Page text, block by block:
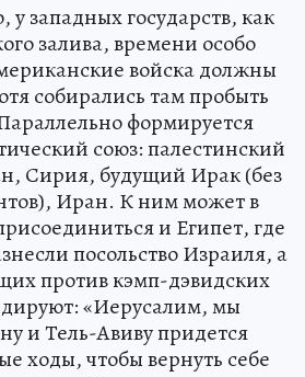
у западных государств, как
залива, времени особо
войска должны
собирались там пробыть
формируется
союз: палестинский
Сирия, будущий Ирак (без
Иран. К ним может в
и Египет, где
посольство Израиля, а
против кэмп-дэвидских
«Иерусалим, мы
и Тель-Авиву придется
ходы, чтобы вернуть себе